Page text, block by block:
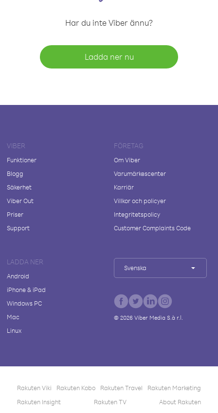
Har du inte Viber ännu?
Ladda ner nu
VIBER
Funktioner
Blogg
Säkerhet
Viber Out
Priser
Support
FÖRETAG
Om Viber
Varumärkescenter
Karriär
Villkor och policyer
Integritetspolicy
Customer Complaints Code
LADDA NER
Android
iPhone & iPad
Windows PC
Mac
Linux
Svenska
© 2026Viber Media S.à r.l.
Rakuten Viki Rakuten Kobo Rakuten Travel
Rakuten Marketing
Rakuten Insight
Rakuten TV About Rakuten